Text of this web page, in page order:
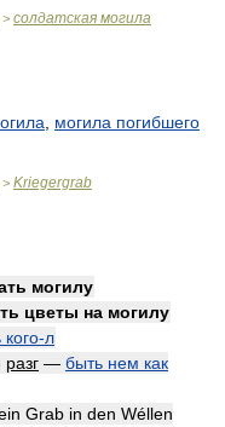
> солдатская могила
могила погибшего
> Kriegergrab
могилу
цветы на могилу
кого-л
разг — быть нем как
Grab in den Wéllen